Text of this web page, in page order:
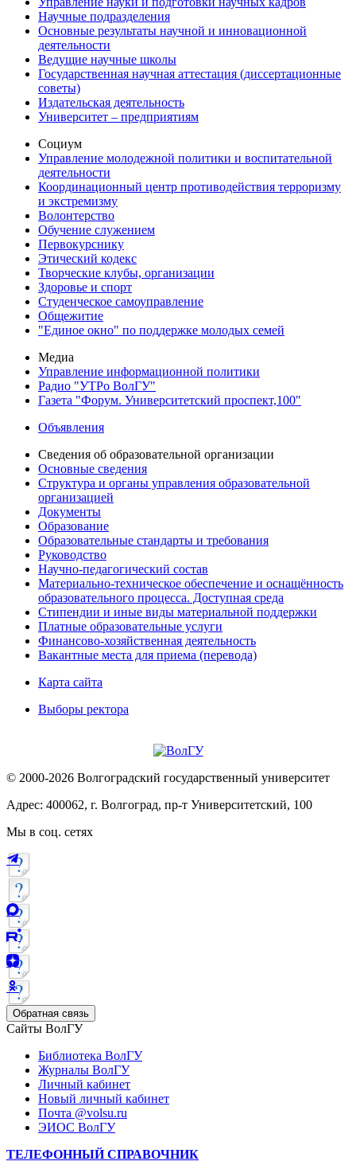
Научные подразделения
Основные результаты научной и инновационной
деятельности
Ведущие научные школы
Государственная научная аттестация (диссертационные
советы)
Издательская деятельность
Университет – предприятиям
Социум
Управление молодежной политики и воспитательной
деятельности
Координационный центр противодействия терроризму
и экстремизму
Волонтерство
Обучение служением
Первокурснику
Этический кодекс
Творческие клубы, организации
Здоровье и спорт
Студенческое самоуправление
Общежитие
"Единое окно" по поддержке молодых семей
Медиа
Управление информационной политики
Радио "УТРо ВолГУ"
Газета "Форум. Университетский проспект,100"
Объявления
Сведения об образовательной организации
Основные сведения
Структура и органы управления образовательной
организацией
Документы
Образование
Образовательные стандарты и требования
Руководство
Научно-педагогический состав
Материально-техническое обеспечение и оснащённость
образовательного процесса. Доступная среда
Стипендии и иные виды материальной поддержки
Платные образовательные услуги
Финансово-хозяйственная деятельность
Вакантные места для приема (перевода)
Карта сайта
Выборы ректора
© 2000-2026 Волгоградский государственный университет
Адрес: 400062, г. Волгоград, пр-т Университетский, 100
Мы в соц. сетях
Обратная связь
Сайты ВолГУ
Библиотека ВолГУ
Журналы ВолГУ
Личный кабинет
Новый личный кабинет
Почта @volsu.ru
ЭИОС ВолГУ
ТЕЛЕФОННЫЙ СПРАВОЧНИК